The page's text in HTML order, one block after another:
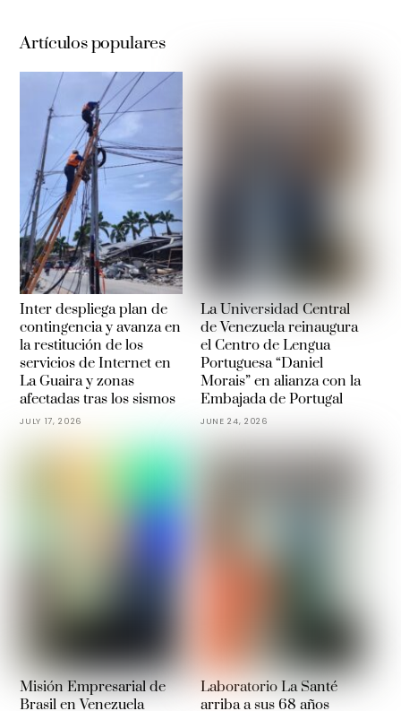
Artículos populares
Inter despliega plan de
contingencia y avanza en
la restitución de los
servicios de Internet en
La Guaira y zonas
afectadas tras los sismos
JULY 17, 2026
La Universidad Central
de Venezuela reinaugura
el Centro de Lengua
Portuguesa “Daniel
Morais” en alianza con la
Embajada de Portugal
JUNE 24, 2026
Misión Empresarial de
Brasil en Venezuela
Laboratorio La Santé
arriba a sus 68 años